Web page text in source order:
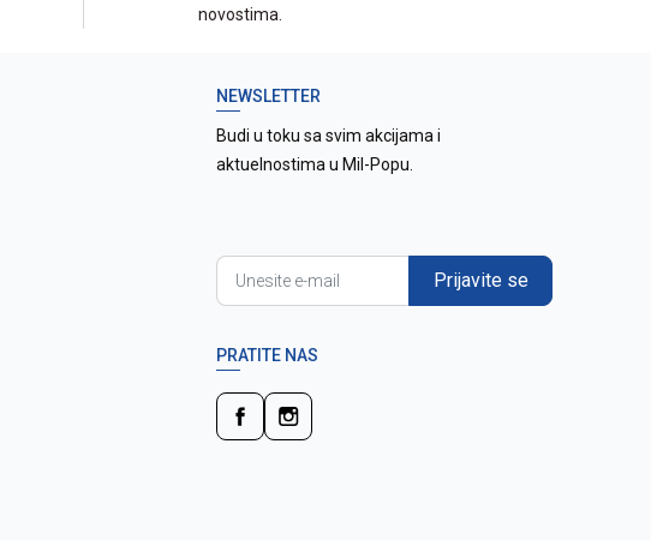
novostima.
NEWSLETTER
Budi u toku sa svim akcijama i
aktuelnostima u Mil-Popu.
Prijavite se
PRATITE NAS